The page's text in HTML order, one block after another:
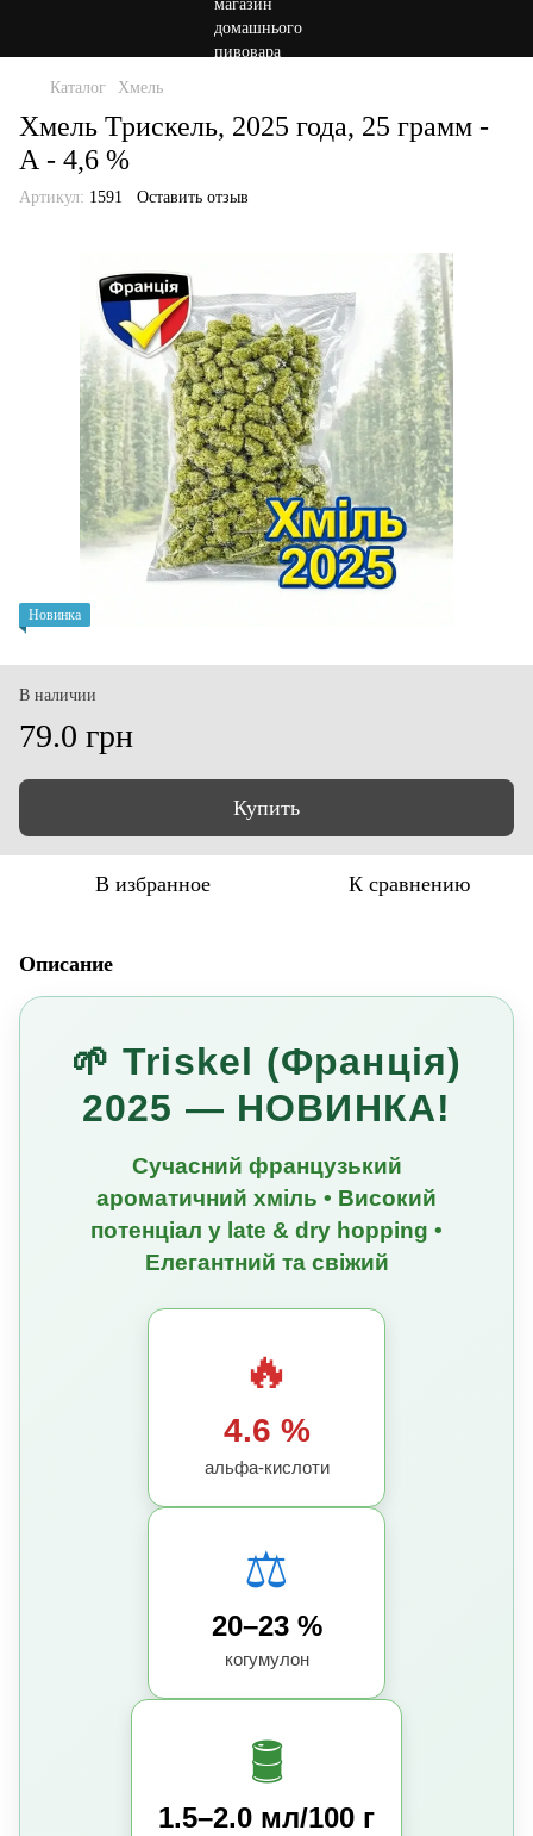
Каталог Хмель
Хмель Трискель, 2025 года, 25 грамм -
А - 4,6 %
Артикул: 1591 Оставить отзыв
Новинка
В наличии
79.0 грн
Купить
В избранное К сравнению
Описание
🌱 Triskel (Франція)
2025 — НОВИНКА!
Сучасний французький
ароматичний хміль • Високий
потенціал у late & dry hopping •
Елегантний та свіжий
🔥
4.6 %
альфа-кислоти
⚖️
20–23 %
когумулон
🛢️
1.5–2.0 мл/100 г